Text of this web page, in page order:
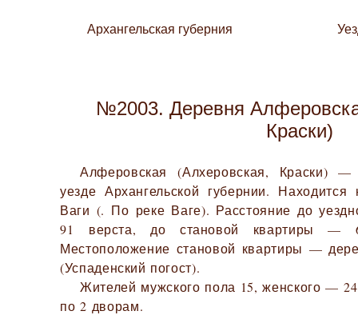
Архангельская губерния
№2003. Деревня
Краски)
Алферовская (Алхеровская, Краски)
уезде Архангельской губернии.
Ваги (. По реке Ваге). Расстояние до
91 верста, до становой квартиры —
Местоположение становой квартиры —
(Успаденский погост).
Жителей мужского пола 15, женского —
по 2 дворам.